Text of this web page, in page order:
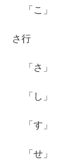
「こ」
さ行
「さ」
「し」
「す」
「せ」